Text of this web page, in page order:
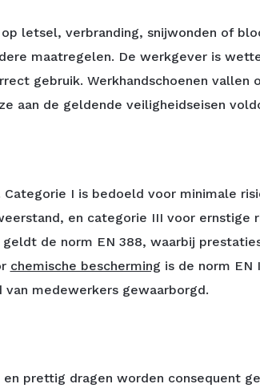
letsel, verbranding, snijwonden of
maatregelen. De werkgever is
gebruik. Werkhandschoenen vallen
aan de geldende veiligheidseisen
I is bedoeld voor minimale
en categorie III voor ernstige
geldt de norm EN 388, waarbij
chemische bescherming is de norm EN
medewerkers gewaarborgd.
prettig dragen worden consequent